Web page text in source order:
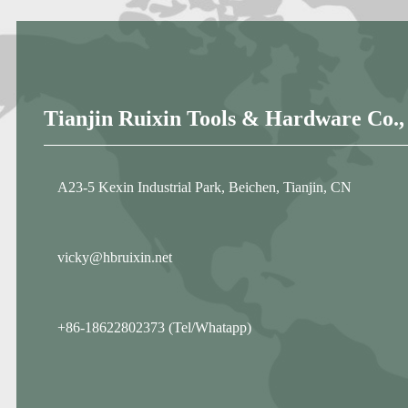
Tianjin Ruixin Tools & Hardware
A23-5 Kexin Industrial Park, Beichen, Tianjin, CN
vicky@hbruixin.net
+86-18622802373 (Tel/Whatapp)